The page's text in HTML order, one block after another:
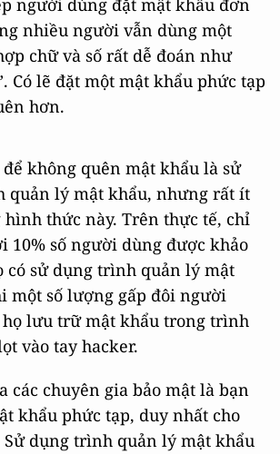
người dùng đặt mật khẩu đơn
nhiều người vẫn dùng một
chữ và số rất dễ đoán như
Có lẽ đặt một mật khẩu phức tạp
hơn.
không quên mật khẩu là sử
quản lý mật khẩu, nhưng rất ít
thức này. Trên thực tế, chỉ
10% số người dùng được khảo
có sử dụng trình quản lý mật
một số lượng gấp đôi người
lưu trữ mật khẩu trong trình
vào tay hacker.
các chuyên gia bảo mật là bạn
khẩu phức tạp, duy nhất cho
dụng trình quản lý mật khẩu